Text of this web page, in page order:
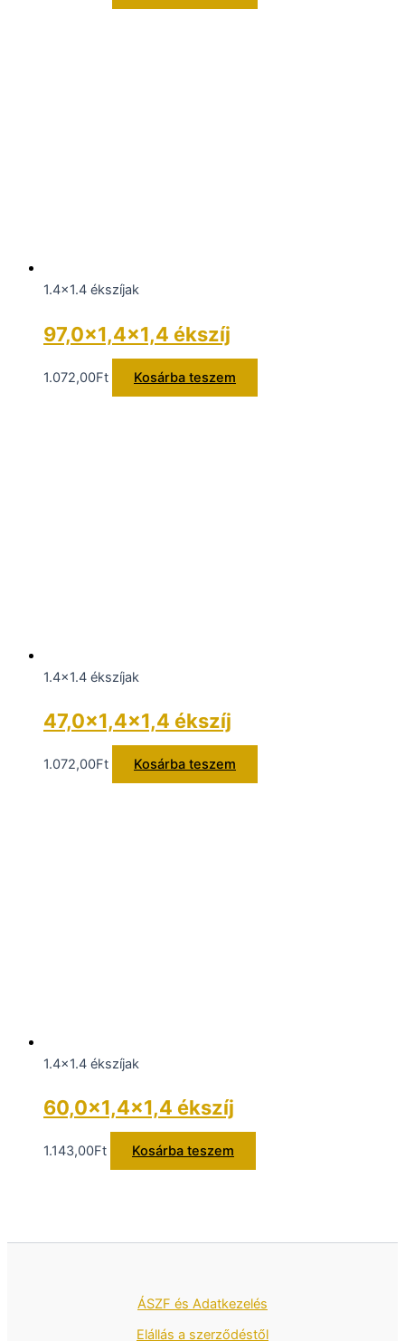
1.4x1.4 ékszíjak
97,0×1,4×1,4 ékszíj
1.072,00Ft Kosárba teszem
1.4x1.4 ékszíjak
47,0×1,4×1,4 ékszíj
1.072,00Ft Kosárba teszem
1.4x1.4 ékszíjak
60,0×1,4×1,4 ékszíj
1.143,00Ft Kosárba teszem
ÁSZF és Adatkezelés
Elállás a szerződéstől